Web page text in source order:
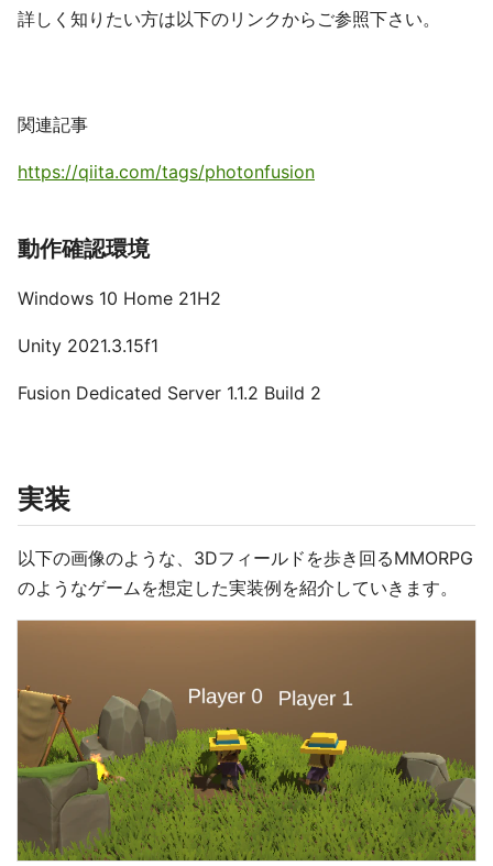
詳しく知りたい方は以下のリンクからご参照下さい。
関連記事
https://qiita.com/tags/photonfusion
動作確認環境
Windows 10 Home 21H2
Unity 2021.3.15f1
Fusion Dedicated Server 1.1.2 Build 2
実装
以下の画像のような、3Dフィールドを歩き回るMMORPG
のようなゲームを想定した実装例を紹介していきます。